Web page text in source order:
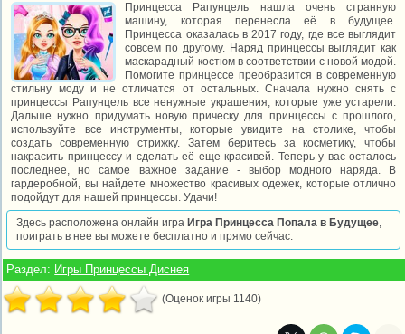
Принцесса Рапунцель нашла очень странную
машину, которая перенесла её в будущее.
Принцесса оказалась в 2017 году, где все выглядит
совсем по другому. Наряд принцессы выглядит как
маскарадный костюм в соответствии с новой модой.
Помогите принцессе преобразится в современную
стильну моду и не отличатся от остальных. Сначала нужно снять с
принцессы Рапунцель все ненужные украшения, которые уже устарели.
Дальше нужно придумать новую прическу для принцессы с прошлого,
используйте все инструменты, которые увидите на столике, чтобы
создать современную стрижку. Затем беритесь за косметику, чтобы
накрасить принцессу и сделать её еще красивей. Теперь у вас осталось
последнее, но самое важное задание - выбор модного наряда. В
гардеробной, вы найдете множество красивых одежек, которые отлично
подойдут для нашей принцессы. Удачи!
Здесь расположена онлайн игра Игра Принцесса Попала в Будущее,
поиграть в нее вы можете бесплатно и прямо сейчас.
Раздел: Игры Принцессы Диснея
(Оценок игры 1140)